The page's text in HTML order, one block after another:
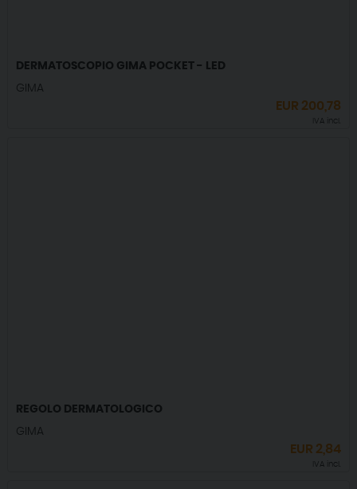
DERMATOSCOPIO GIMA POCKET - LED
GIMA
EUR 200,78
IVA incl.
REGOLO DERMATOLOGICO
GIMA
EUR 2,84
IVA incl.